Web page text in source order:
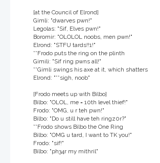
[at the Council of Elrond]
Gimli: "dwarves pwn!"
Legolas: "Sif, Elves pwn!"
Boromir: "OLOLOL noobs, men pwn!"
Elrond: "STFU tards!!1!"
**Frodo puts the ring on the plinth
Gimili: "Sif ring pwns all!"
**Gimli swings his axe at it, which shatters
Elrond: "**sigh, noob"
[Frodo meets up with Bilbo]
Bilbo: "OLOL, me = 10th level thief!"
Frodo: "OMG, u r teh pwn!"
Bilbo: "Do u still have teh ringz0r?"
**Frodo shows Bilbo the One Ring
Bilbo: "OMG u tard, I want to TK you!"
Frodo: "sif!"
Bilbo: "ph34r my mithril"